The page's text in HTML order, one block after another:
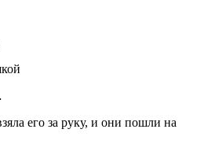
его за руку, и они пошли на